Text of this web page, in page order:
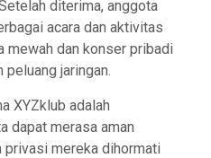
diterima, anggota
acara dan aktivitas
dan konser pribadi
jaringan.
XYZklub adalah
dapat merasa aman
privasi mereka dihormati